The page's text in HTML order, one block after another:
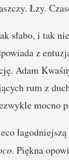
Łzy.
słabo, i tak
z
Adam
rum z
mocno
. Piękna